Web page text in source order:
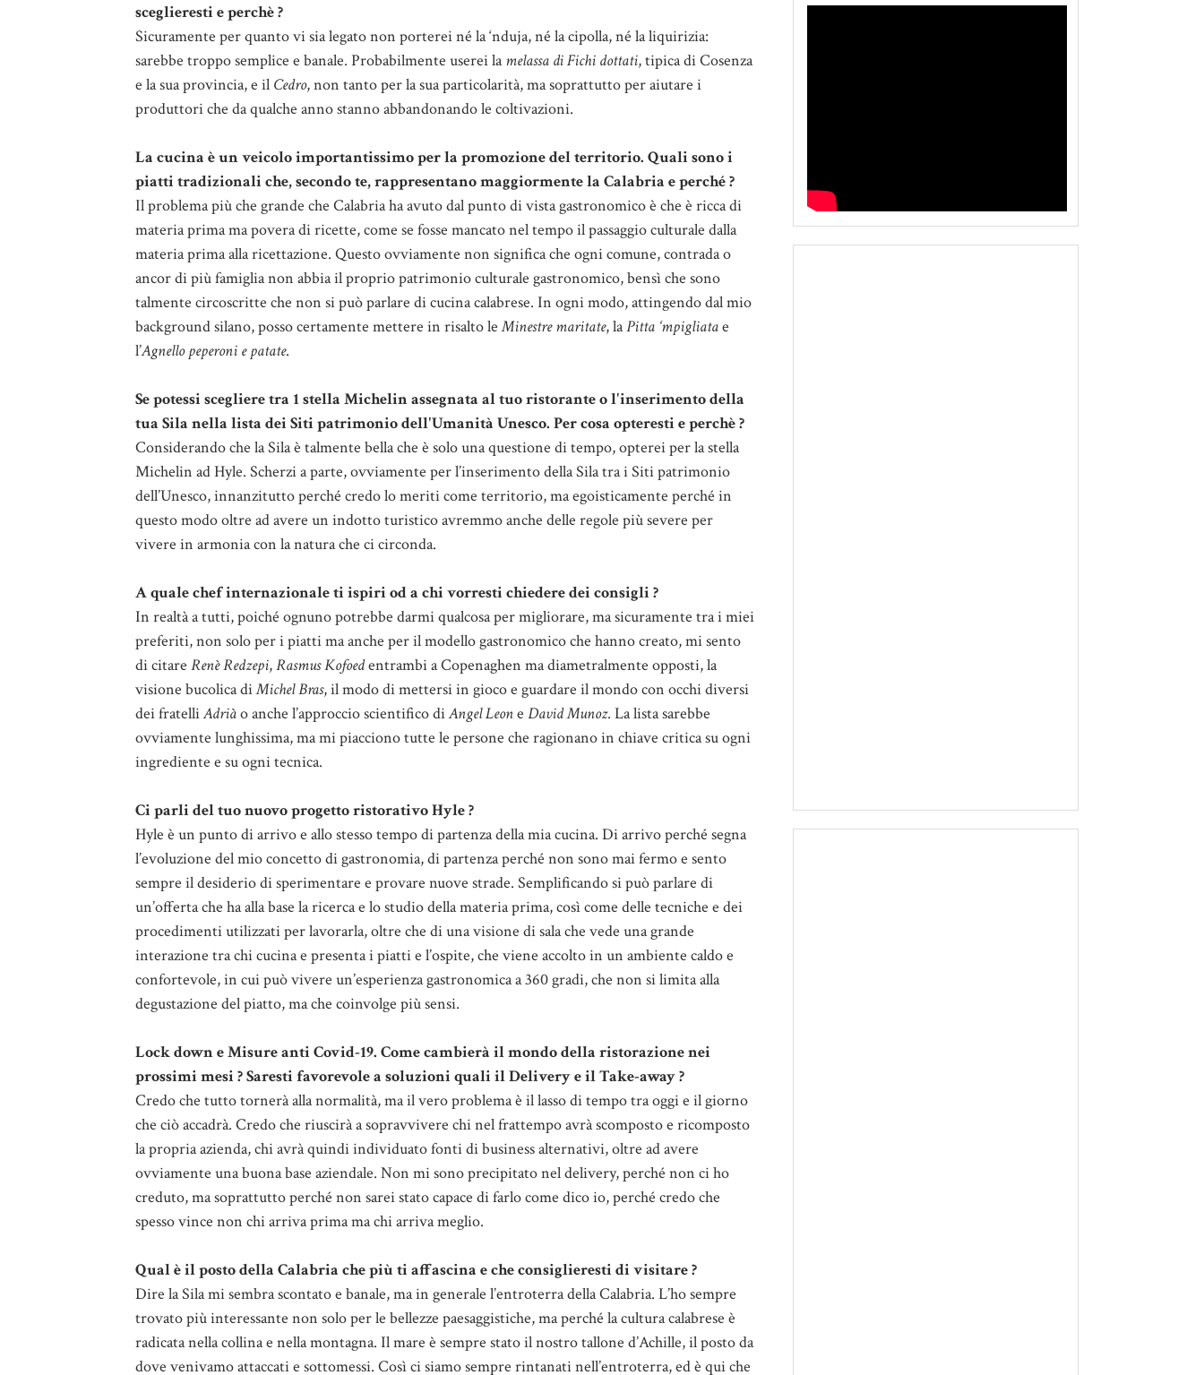
sceglieresti e perchè ?
Sicuramente per quanto vi sia legato non porterei né la ‘nduja, né la cipolla, né la liquirizia:
sarebbe troppo semplice e banale. Probabilmente userei lamelassa di Fichi dottati, tipica di Cosenza
e la sua provincia, e il Cedro, non tanto per la sua particolarità, ma soprattutto per aiutare i
produttori che da qualche anno stanno abbandonando le coltivazioni.
La cucina è un veicolo importantissimo per la promozione del territorio. Quali sono i
piatti tradizionali che, secondo te, rappresentano maggiormente la Calabria e perché ?
Il problema più che grande che Calabria ha avuto dal punto di vista gastronomico è che è ricca di
materia prima ma povera di ricette, come se fosse mancato nel tempo il passaggio culturale dalla
materia prima alla ricettazione. Questo ovviamente non significa che ogni comune, contrada o
ancor di più famiglia non abbia il proprio patrimonio culturale gastronomico, bensì che sono
talmente circoscritte che non si può parlare di cucina calabrese. In ogni modo, attingendo dal mio
background silano, posso certamente mettere in risalto leMinestre maritate, laPitta ‘mpigliatae
l’Agnello peperoni e patate.
Se potessi scegliere tra 1 stella Michelin assegnata al tuo ristorante o l'inserimento della
tua Sila nella lista dei Siti patrimonio dell'Umanità Unesco. Per cosa opteresti e perchè ?
Considerando che la Sila è talmente bella che è solo una questione di tempo, opterei per la stella
Michelin ad Hyle. Scherzi a parte, ovviamente per l’inserimento della Sila tra i Siti patrimonio
dell’Unesco, innanzitutto perché credo lo meriti come territorio, ma egoisticamente perché in
questo modo oltre ad avere un indotto turistico avremmo anche delle regole più severe per
vivere in armonia con la natura che ci circonda.
A quale chef internazionale ti ispiri od a chi vorresti chiedere dei consigli ?
In realtà a tutti, poiché ognuno potrebbe darmi qualcosa per migliorare, ma sicuramente tra i miei
preferiti, non solo per i piatti ma anche per il modello gastronomico che hanno creato, mi sento
di citare Renè Redzepi,Rasmus Kofoedentrambi a Copenaghen ma diametralmente opposti, la
visione bucolica diMichel Bras, il modo di mettersi in gioco e guardare il mondo con occhi diversi
dei fratelliAdriào anche l’approccio scientifico diAngel Leone David Munoz. La lista sarebbe
ovviamente lunghissima, ma mi piacciono tutte le persone che ragionano in chiave critica su ogni
ingrediente e su ogni tecnica.
Ci parli del tuo nuovo progetto ristorativo Hyle ?
Hyle è un punto di arrivo e allo stesso tempo di partenza della mia cucina. Di arrivo perché segna
l’evoluzione del mio concetto di gastronomia, di partenza perché non sono mai fermo e sento
sempre il desiderio di sperimentare e provare nuove strade. Semplificando si può parlare di
un’offerta che ha alla base la ricerca e lo studio della materia prima, così come delle tecniche e dei
procedimenti utilizzati per lavorarla, oltre che di una visione di sala che vede una grande
interazione tra chi cucina e presenta i piatti e l’ospite, che viene accolto in un ambiente caldo e
confortevole, in cui può vivere un’esperienza gastronomica a 360 gradi, che non si limita alla
degustazione del piatto, ma che coinvolge più sensi.
Lock down e Misure anti Covid-19. Come cambierà il mondo della ristorazione nei
prossimi mesi ? Saresti favorevole a soluzioni quali il Delivery e il Take-away ?
Credo che tutto tornerà alla normalità, ma il vero problema è il lasso di tempo tra oggi e il giorno
che ciò accadrà. Credo che riuscirà a sopravvivere chi nel frattempo avrà scomposto e ricomposto
la propria azienda, chi avrà quindi individuato fonti di business alternativi, oltre ad avere
ovviamente una buona base aziendale. Non mi sono precipitato nel delivery, perché non ci ho
creduto, ma soprattutto perché non sarei stato capace di farlo come dico io, perché credo che
spesso vince non chi arriva prima ma chi arriva meglio.
Qual è il posto della Calabria che più ti affascina e che consiglieresti di visitare ?
Dire la Sila mi sembra scontato e banale, ma in generale l’entroterra della Calabria. L’ho sempre
trovato più interessante non solo per le bellezze paesaggistiche, ma perché la cultura calabrese è
radicata nella collina e nella montagna. Il mare è sempre stato il nostro tallone d’Achille, il posto da
dove venivamo attaccati e sottomessi. Così ci siamo sempre rintanati nell’entroterra, ed è qui che